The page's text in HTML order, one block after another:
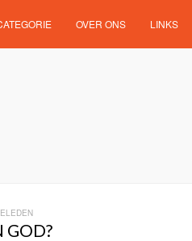
OVER ONS LINKS
GOD?